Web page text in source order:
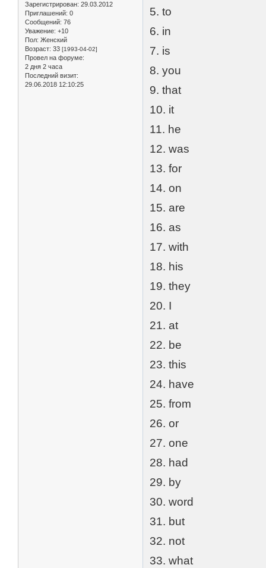
Зарегистрирован: 29.03.2012
Приглашений: 0
Сообщений: 76
Уважение: +10
Пол: Женский
Возраст: 33 [1993-04-02]
Провел на форуме:
2 дня 2 часа
Последний визит:
29.06.2018 12:10:25
5. to
6. in
7. is
8. you
9. that
10. it
11. he
12. was
13. for
14. on
15. are
16. as
17. with
18. his
19. they
20. I
21. at
22. be
23. this
24. have
25. from
26. or
27. one
28. had
29. by
30. word
31. but
32. not
33. what